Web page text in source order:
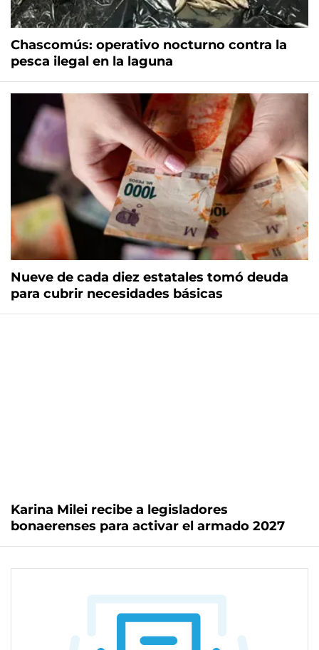
Chascomús: operativo nocturno contra la
pesca ilegal en la laguna
Nueve de cada diez estatales tomó deuda
para cubrir necesidades básicas
Karina Milei recibe a legisladores
bonaerenses para activar el armado 2027